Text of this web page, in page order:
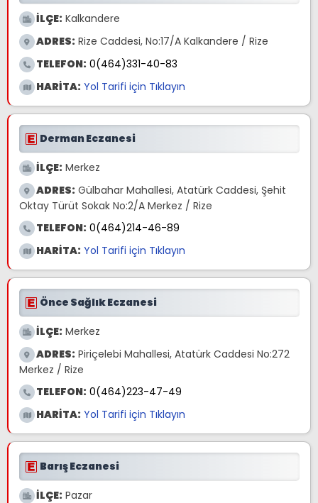
İLÇE: Kalkandere
ADRES: Rize Caddesi, No:17/A Kalkandere / Rize
TELEFON: 0(464)331-40-83
HARİTA: Yol Tarifi için Tıklayın
Derman Eczanesi
İLÇE: Merkez
ADRES: Gülbahar Mahallesi, Atatürk Caddesi, Şehit
Oktay Türüt Sokak No:2/A Merkez / Rize
TELEFON: 0(464)214-46-89
HARİTA: Yol Tarifi için Tıklayın
Önce Sağlık Eczanesi
İLÇE: Merkez
ADRES: Piriçelebi Mahallesi, Atatürk Caddesi No:272
Merkez / Rize
TELEFON: 0(464)223-47-49
HARİTA: Yol Tarifi için Tıklayın
Barış Eczanesi
İLÇE: Pazar